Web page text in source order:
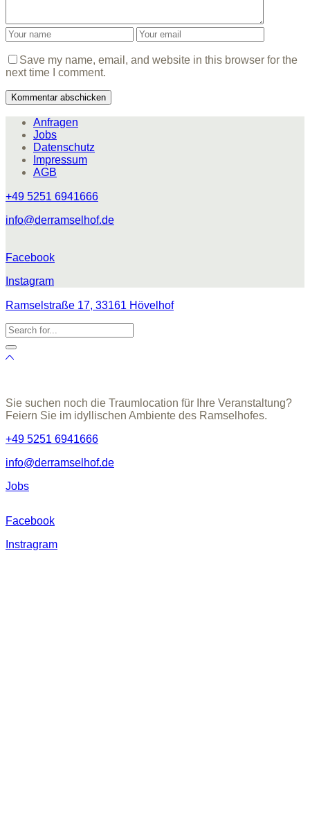
Save my name, email, and website in this browser for the
next time I comment.
Anfragen
Jobs
Datenschutz
Impressum
AGB
+49 5251 6941666
info@derramselhof.de
Facebook
Instagram
Ramselstraße 17, 33161 Hövelhof
Sie suchen noch die Traumlocation für Ihre Veranstaltung?
Feiern Sie im idyllischen Ambiente des Ramselhofes.
+49 5251 6941666
info@derramselhof.de
Jobs
Facebook
Instragram